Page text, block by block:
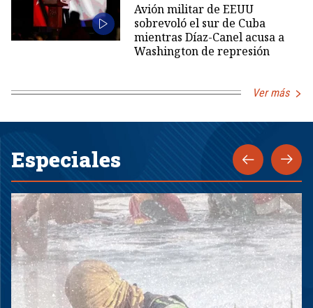
Avión militar de EEUU
sobrevoló el sur de Cuba
mientras Díaz-Canel acusa a
Washington de represión
Ver más
Especiales